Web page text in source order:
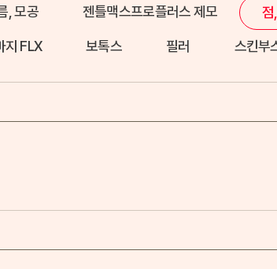
, 모공 젠틀맥스프로플러스 제모 점
지 FLX 보톡스 필러 스킨부